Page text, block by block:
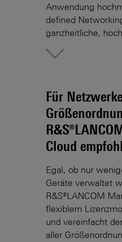
Anwendung
defined
ganzheitliche,
More
Für
Cloud
Egal, ob nur
Geräte verwaltet
R&S®LANCOM
flexiblem
und vereinfacht
aller